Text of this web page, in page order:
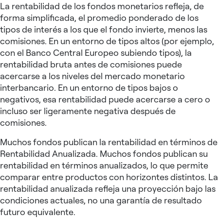
La rentabilidad de los fondos monetarios refleja, de
forma simplificada, el promedio ponderado de los
tipos de interés a los que el fondo invierte, menos las
comisiones. En un entorno de tipos altos (por ejemplo,
con el Banco Central Europeo subiendo tipos), la
rentabilidad bruta antes de comisiones puede
acercarse a los niveles del mercado monetario
interbancario. En un entorno de tipos bajos o
negativos, esa rentabilidad puede acercarse a cero o
incluso ser ligeramente negativa después de
comisiones.
Muchos fondos publican la rentabilidad en términos de
Rentabilidad Anualizada. Muchos fondos publican su
rentabilidad en términos anualizados, lo que permite
comparar entre productos con horizontes distintos. La
rentabilidad anualizada refleja una proyección bajo las
condiciones actuales, no una garantía de resultado
futuro equivalente.